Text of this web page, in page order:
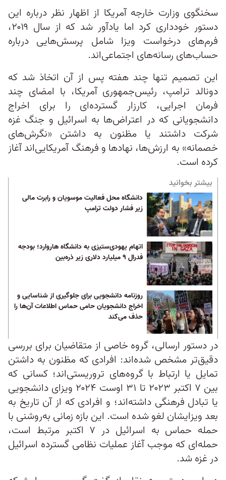
سخنگوی وزارت خارجه آمریکا از اظهار نظر درباره این
دستور خودداری کرد اما یادآور شد که از سال ۲۰۱۹،
فرم‌های درخواست ویزا شامل پرسش‌هایی درباره
حساب‌های رسانه‌های اجتماعی‌اند.
این تصمیم تنها چند هفته پس از آن اتخاذ شد که
دونالد ترامپ، رئیس‌جمهوری آمریکا، با امضای چند
فرمان اجرایی، کارزار گسترده‌ای را برای اخراج
دانشجویانی که در اعتراض‌ها به اسرائیل و جنگ غزه
شرکت داشتند یا مظنون به داشتن «نگرش‌های
خصمانه» به ارزش‌ها، نهادها و فرهنگ آمریکایی‌اند آغاز
کرده است.
بیشتر بخوانید
دانشگاه محل فعالیت موسویان و رابرت مالی
زیر فشار دولت ترامپ
اتهام یهودی‌ستیزی به دانشگاه هاروارد؛ بودجه
فدرال ۹ میلیارد دلاری زیر ذره‌بین
روزنامه دانشجویی برای جلوگیری از شناسایی و
اخراج دانشجویان حامی حماس اطلاعات آن‌ها را
حذف می‌کند
در دستور ارسالی، گروه خاصی از متقاضیان برای بررسی
دقیق‌تر مشخص شده‌اند: افرادی که مظنون به داشتن
تمایل یا ارتباط با گروه‌های تروریستی‌اند؛ کسانی که
بین ۷ اکتبر ۲۰۲۳ تا ۳۱ اوست ۲۰۲۴ ویزای دانشجویی
یا تبادل فرهنگی داشته‌اند؛ و افرادی که از آن تاریخ به
بعد ویزایشان لغو شده است. این بازه زمانی به‌روشنی با
حمله حماس به اسرائیل در ۷ اکتبر مرتبط است،
حمله‌ای که موجب آغاز عملیات نظامی گسترده اسرائیل
در غزه شد.